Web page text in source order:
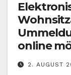
online
2. AUGUST